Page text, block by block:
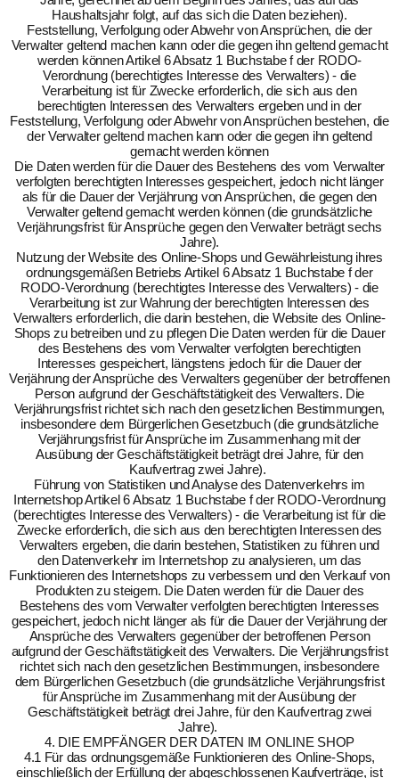
Haushaltsjahr folgt, auf das sich die Daten beziehen).
Feststellung, Verfolgung oder Abwehr von Ansprüchen, die der
Verwalter geltend machen kann oder die gegen ihn geltend gemacht
werden können Artikel 6 Absatz 1 Buchstabe f der RODO-
Verordnung (berechtigtes Interesse des Verwalters) - die
Verarbeitung ist für Zwecke erforderlich, die sich aus den
berechtigten Interessen des Verwalters ergeben und in der
Feststellung, Verfolgung oder Abwehr von Ansprüchen bestehen, die
der Verwalter geltend machen kann oder die gegen ihn geltend
gemacht werden können
Die Daten werden für die Dauer des Bestehens des vom Verwalter
verfolgten berechtigten Interesses gespeichert, jedoch nicht länger
als für die Dauer der Verjährung von Ansprüchen, die gegen den
Verwalter geltend gemacht werden können (die grundsätzliche
Verjährungsfrist für Ansprüche gegen den Verwalter beträgt sechs
Jahre).
Nutzung der Website des Online-Shops und Gewährleistung ihres
ordnungsgemäßen Betriebs Artikel 6 Absatz 1 Buchstabe f der
RODO-Verordnung (berechtigtes Interesse des Verwalters) - die
Verarbeitung ist zur Wahrung der berechtigten Interessen des
Verwalters erforderlich, die darin bestehen, die Website des Online-
Shops zu betreiben und zu pflegen Die Daten werden für die Dauer
des Bestehens des vom Verwalter verfolgten berechtigten
Interesses gespeichert, längstens jedoch für die Dauer der
Verjährung der Ansprüche des Verwalters gegenüber der betroffenen
Person aufgrund der Geschäftstätigkeit des Verwalters. Die
Verjährungsfrist richtet sich nach den gesetzlichen Bestimmungen,
insbesondere dem Bürgerlichen Gesetzbuch (die grundsätzliche
Verjährungsfrist für Ansprüche im Zusammenhang mit der
Ausübung der Geschäftstätigkeit beträgt drei Jahre, für den
Kaufvertrag zwei Jahre).
Führung von Statistiken und Analyse des Datenverkehrs im
Internetshop Artikel 6 Absatz 1 Buchstabe f der RODO-Verordnung
(berechtigtes Interesse des Verwalters) - die Verarbeitung ist für die
Zwecke erforderlich, die sich aus den berechtigten Interessen des
Verwalters ergeben, die darin bestehen, Statistiken zu führen und
den Datenverkehr im Internetshop zu analysieren, um das
Funktionieren des Internetshops zu verbessern und den Verkauf von
Produkten zu steigern. Die Daten werden für die Dauer des
Bestehens des vom Verwalter verfolgten berechtigten Interesses
gespeichert, jedoch nicht länger als für die Dauer der Verjährung der
Ansprüche des Verwalters gegenüber der betroffenen Person
aufgrund der Geschäftstätigkeit des Verwalters. Die Verjährungsfrist
richtet sich nach den gesetzlichen Bestimmungen, insbesondere
dem Bürgerlichen Gesetzbuch (die grundsätzliche Verjährungsfrist
für Ansprüche im Zusammenhang mit der Ausübung der
Geschäftstätigkeit beträgt drei Jahre, für den Kaufvertrag zwei
Jahre).
4. DIE EMPFÄNGER DER DATEN IM ONLINE SHOP
4.1 Für das ordnungsgemäße Funktionieren des Online-Shops,
einschließlich der Erfüllung der abgeschlossenen Kaufverträge, ist